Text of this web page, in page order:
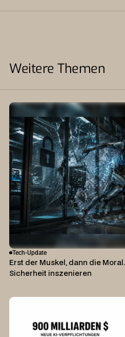
Weitere Themen
Tech-Update
Erst der Muskel, dann die
Sicherheit inszenieren